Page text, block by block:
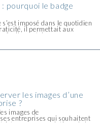
pourquoi le badge
imposé dans le quotidien
il permettait aux
facilement dans
mécanique facile à [...]
les images d’une
?
images de
entreprises qui souhaitent
recommandations de la
toujours simple de trouver le